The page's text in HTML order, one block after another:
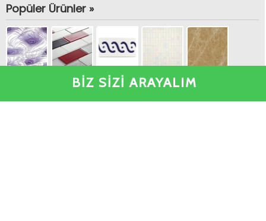
BİZ SİZİ ARAYALIM
Popüler Ürünler »